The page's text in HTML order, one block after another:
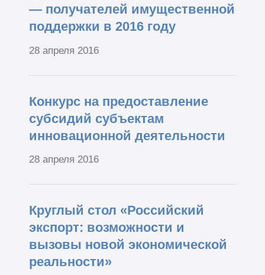
— получателей имущественной
поддержки в 2016 году
28 апреля 2016
Конкурс на предоставление
субсидий субъектам
инновационной деятельности
28 апреля 2016
Круглый стол «Российский
экспорт: возможности и
вызовы новой экономической
реальности»